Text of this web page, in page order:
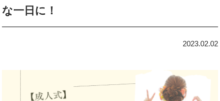
な一日に！
2023.02.02